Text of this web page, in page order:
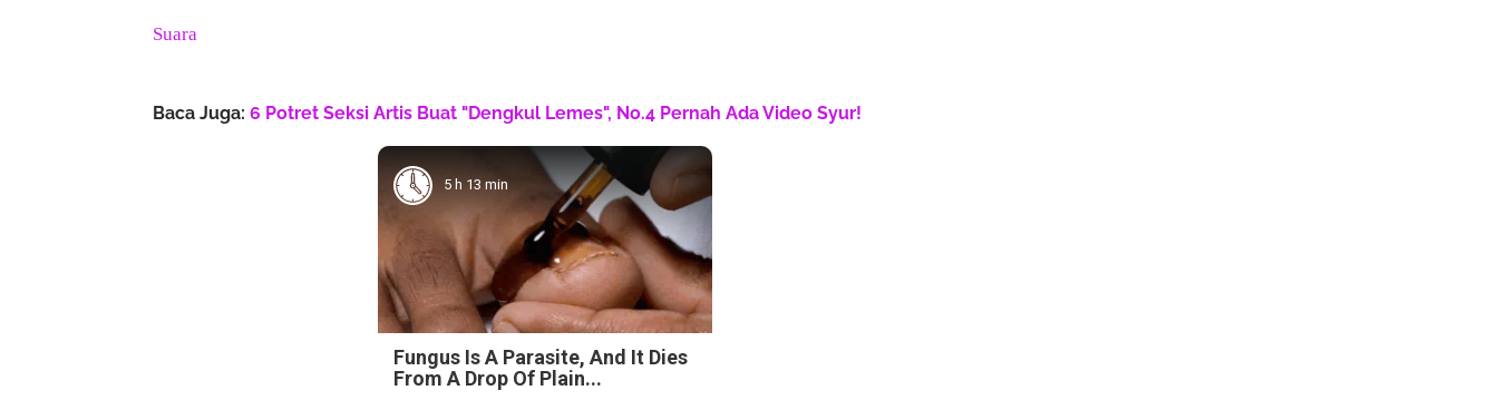
Suara
Baca Juga: 6 Potret Seksi Artis Buat "Dengkul Lemes", No.4 Pernah Ada Video Syur!
5 h 13 min
Fungus Is A Parasite, And It Dies
From A Drop Of Plain...